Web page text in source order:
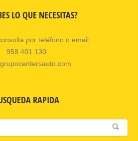
LO QUE NECESITAS?
por teléfono o email
958 401 130
RAPIDA